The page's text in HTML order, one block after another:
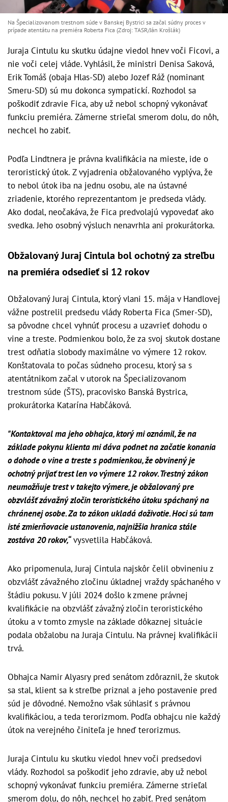
Na Špecializovanom trestnom súde v Banskej Bystrici sa začal súdny proces v
prípade atentátu na premiéra Roberta Fica (Zdroj: TASR/Ján Krošlák)
Juraja Cintulu ku skutku údajne viedol hnev voči Ficovi, a
nie voči celej vláde. Vyhlásil, že ministri Denisa Saková,
Erik Tomáš (obaja Hlas-SD) alebo Jozef Ráž (nominant
Smeru-SD) sú mu dokonca sympatickí. Rozhodol sa
poškodiť zdravie Fica, aby už nebol schopný vykonávať
funkciu premiéra. Zámerne strieľal smerom dolu, do nôh,
nechcel ho zabiť.
Podľa Lindtnera je právna kvalifikácia na mieste, ide o
teroristický útok. Z vyjadrenia obžalovaného vyplýva, že
to nebol útok iba na jednu osobu, ale na ústavné
zriadenie, ktorého reprezentantom je predseda vlády.
Ako dodal, neočakáva, že Fica predvolajú vypovedať ako
svedka. Jeho osobný výsluch nenavrhla ani prokurátorka.
Obžalovaný Juraj Cintula bol ochotný za streľbu
na premiéra odsedieť si 12 rokov
Obžalovaný Juraj Cintula, ktorý vlani 15. mája v Handlovej
vážne postrelil predsedu vlády Roberta Fica (Smer-SD),
sa pôvodne chcel vyhnúť procesu a uzavrieť dohodu o
vine a treste. Podmienkou bolo, že za svoj skutok dostane
trest odňatia slobody maximálne vo výmere 12 rokov.
Konštatovala to počas súdneho procesu, ktorý sa s
atentátnikom začal v utorok na Špecializovanom
trestnom súde (ŠTS), pracovisko Banská Bystrica,
prokurátorka Katarína Habčáková.
"Kontaktoval ma jeho obhajca, ktorý mi oznámil, že na
základe pokynu klienta mi dáva podnet na začatie konania
o dohode o vine a treste s podmienkou, že obvinený je
ochotný prijať trest len vo výmere 12 rokov. Trestný zákon
neumožňuje trest v takejto výmere, je obžalovaný pre
obzvlášť závažný zločin teroristického útoku spáchaný na
chránenej osobe. Za to zákon ukladá doživotie. Hoci sú tam
isté zmierňovacie ustanovenia, najnižšia hranica stále
zostáva 20 rokov,“vysvetlila Habčáková.
Ako pripomenula, Juraj Cintula najskôr čelil obvineniu z
obzvlášť závažného zločinu úkladnej vraždy spáchaného v
štádiu pokusu. V júli 2024 došlo k zmene právnej
kvalifikácie na obzvlášť závažný zločin teroristického
útoku a v tomto zmysle na základe dôkaznej situácie
podala obžalobu na Juraja Cintulu. Na právnej kvalifikácii
trvá.
Obhajca Namir Alyasry pred senátom zdôraznil, že skutok
sa stal, klient sa k streľbe priznal a jeho postavenie pred
súd je dôvodné. Nemožno však súhlasiť s právnou
kvalifikáciou, a teda terorizmom. Podľa obhajcu nie každý
útok na verejného činiteľa je hneď terorizmus.
Juraja Cintulu ku skutku viedol hnev voči predsedovi
vlády. Rozhodol sa poškodiť jeho zdravie, aby už nebol
schopný vykonávať funkciu premiéra. Zámerne strieľal
smerom dolu, do nôh, nechcel ho zabiť. Pred senátom